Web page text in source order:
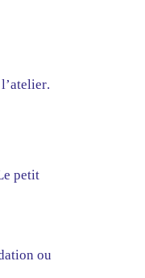
petit
ou